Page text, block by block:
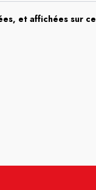
et affichées sur ce